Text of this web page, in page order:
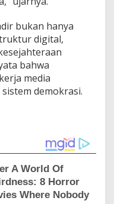
bukan hanya
digital,
bahwa
media
demokrasi.